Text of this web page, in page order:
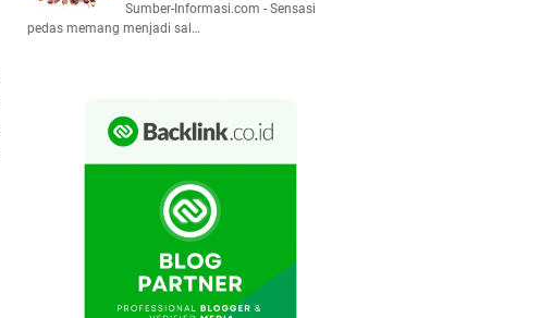
Sumber-Informasi.com - Sensasi
pedas memang menjadi sal…